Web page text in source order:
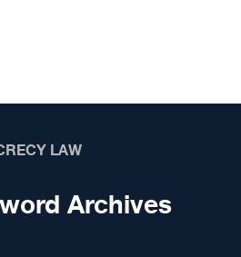
LAW
Archives